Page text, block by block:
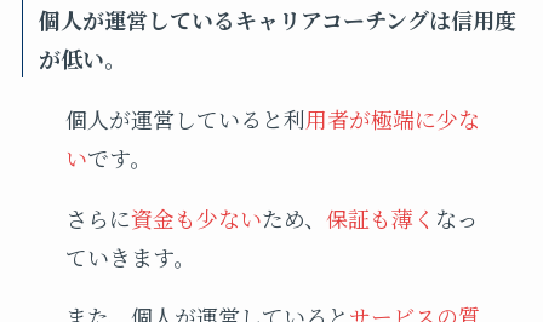
個人が運営しているキャリアコーチングは信用度
が低い。
個人が運営していると利用者が極端に少な
いです。
さらに資金も少ないため、 保証も薄く なっ
ていきます。